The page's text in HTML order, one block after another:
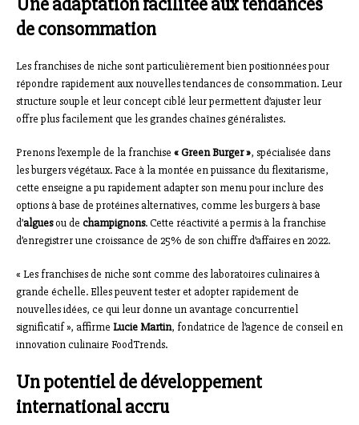
de consommation
Les franchises de niche sont particulièrement bien positionnées pour
répondre rapidement aux nouvelles tendances de consommation. Leur
structure souple et leur concept ciblé leur permettent d’ajuster leur
offre plus facilement que les grandes chaînes généralistes.
Prenons l’exemple de la franchise « Green Burger », spécialisée dans
les burgers végétaux. Face à la montée en puissance du flexitarisme,
cette enseigne a pu rapidement adapter son menu pour inclure des
options à base de protéines alternatives, comme les burgers à base
d’alguesou de champignons. Cette réactivité a permis à la franchise
d’enregistrer une croissance de 25% de son chiffre d’affaires en 2022.
« Les franchises de niche sont comme des laboratoires culinaires à
grande échelle. Elles peuvent tester et adopter rapidement de
nouvelles idées, ce qui leur donne un avantage concurrentiel
significatif », affirme Lucie Martin, fondatrice de l’agence de conseil en
innovation culinaire FoodTrends.
Un potentiel de développement
international accru